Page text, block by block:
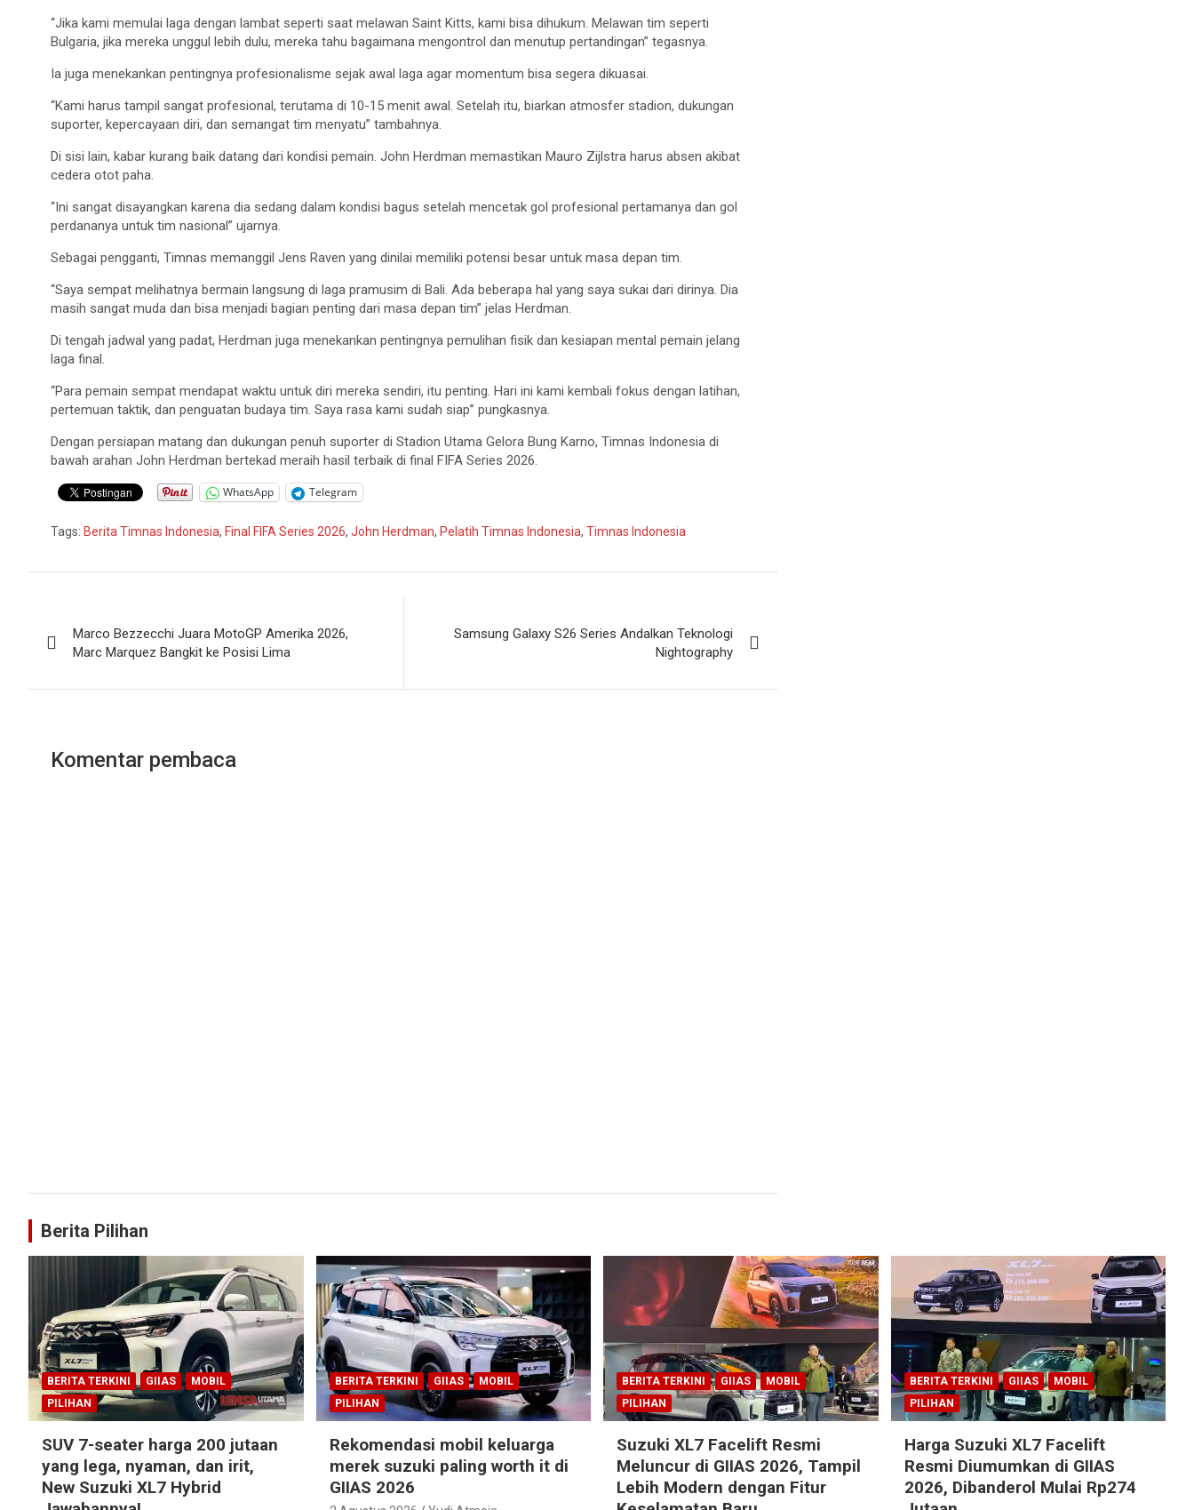
“Jika kami memulai laga dengan lambat seperti saat melawan Saint Kitts, kami bisa dihukum. Melawan tim seperti
Bulgaria, jika mereka unggul lebih dulu, mereka tahu bagaimana mengontrol dan menutup pertandingan” tegasnya.
Ia juga menekankan pentingnya profesionalisme sejak awal laga agar momentum bisa segera dikuasai.
“Kami harus tampil sangat profesional, terutama di 10-15 menit awal. Setelah itu, biarkan atmosfer stadion, dukungan
suporter, kepercayaan diri, dan semangat tim menyatu” tambahnya.
Di sisi lain, kabar kurang baik datang dari kondisi pemain. John Herdman memastikan Mauro Zijlstra harus absen akibat
cedera otot paha.
“Ini sangat disayangkan karena dia sedang dalam kondisi bagus setelah mencetak gol profesional pertamanya dan gol
perdananya untuk tim nasional” ujarnya.
Sebagai pengganti, Timnas memanggil Jens Raven yang dinilai memiliki potensi besar untuk masa depan tim.
“Saya sempat melihatnya bermain langsung di laga pramusim di Bali. Ada beberapa hal yang saya sukai dari dirinya. Dia
masih sangat muda dan bisa menjadi bagian penting dari masa depan tim” jelas Herdman.
Di tengah jadwal yang padat, Herdman juga menekankan pentingnya pemulihan fisik dan kesiapan mental pemain jelang
laga final.
“Para pemain sempat mendapat waktu untuk diri mereka sendiri, itu penting. Hari ini kami kembali fokus dengan latihan,
pertemuan taktik, dan penguatan budaya tim. Saya rasa kami sudah siap” pungkasnya.
Dengan persiapan matang dan dukungan penuh suporter di Stadion Utama Gelora Bung Karno, Timnas Indonesia di
bawah arahan John Herdman bertekad meraih hasil terbaik di final FIFA Series 2026.
WhatsApp Telegram
Tags: Berita Timnas Indonesia, Final FIFA Series 2026, John Herdman, Pelatih Timnas Indonesia, Timnas Indonesia
pos
Marco Bezzecchi Juara MotoGP Amerika 2026,
Marc Marquez Bangkit ke Posisi Lima
Samsung Galaxy S26 Series Andalkan Teknologi
Nightography
Komentar pembaca
Berita Pilihan
BERITA TERKINI GIIAS
MOBIL
PILIHAN
SUV 7-seater harga 200 jutaan
yang lega, nyaman, dan irit,
New Suzuki XL7 Hybrid
BERITA TERKINI GIIAS
MOBIL
PILIHAN
Rekomendasi mobil keluarga
merek suzuki paling worth it di
GIIAS 2026
BERITA TERKINI GIIAS
MOBIL
PILIHAN
Suzuki XL7 Facelift Resmi
Meluncur di GIIAS 2026, Tampil
Lebih Modern dengan Fitur
BERITA TERKINI GIIAS
MOBIL
PILIHAN
Harga Suzuki XL7 Facelift
Resmi Diumumkan di GIIAS
2026, Dibanderol Mulai Rp274